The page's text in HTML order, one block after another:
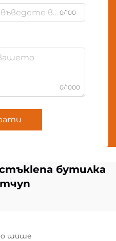
0/100
0/1000
бутилка
шише